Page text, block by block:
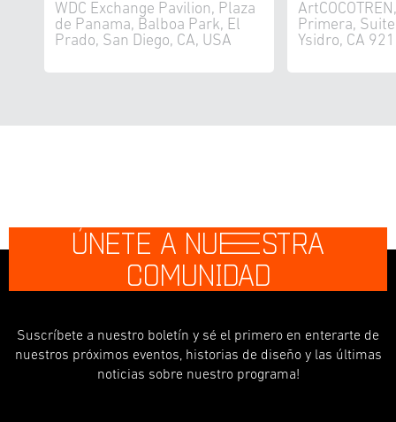
WDC Exchange Pavilion, Plaza
de Panama, Balboa Park, El
Prado, San Diego, CA, USA
Primera,
Ysidro, CA
ÚNETE A NUESTRA
COMUNIDAD
Suscríbete a nuestro boletín y sé el primero en enterarte de
nuestros próximos eventos, historias de diseño y las últimas
noticias sobre nuestro programa!